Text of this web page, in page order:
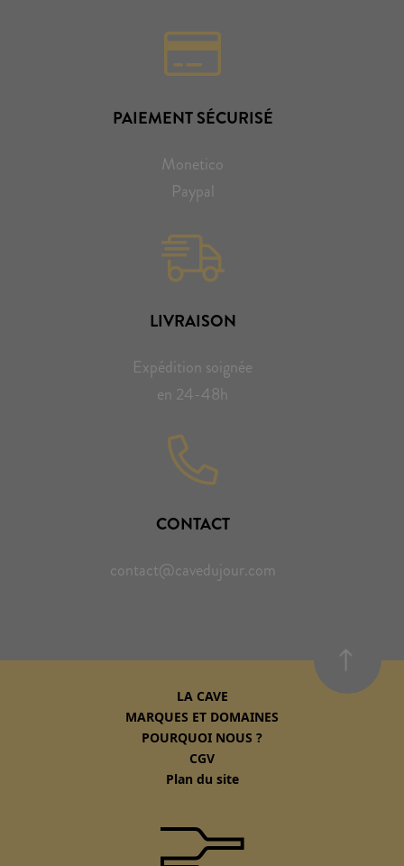
PAIEMENT SÉCURISÉ
Monetico
Paypal
LIVRAISON
Expédition soignée
en 24-48h
CONTACT
contact@cavedujour.com
LA CAVE
MARQUES ET DOMAINES
POURQUOI NOUS ?
CGV
Plan du site